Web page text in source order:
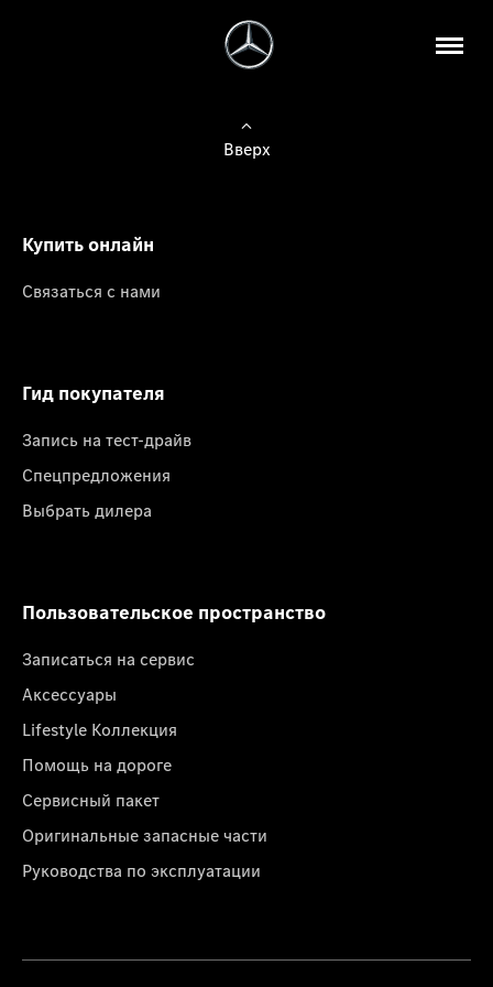
Вверх
Купить онлайн
Связаться с нами
Гид покупателя
Запись на тест-драйв
Спецпредложения
Выбрать дилера
Пользовательское пространство
Записаться на сервис
Аксессуары
Lifestyle Коллекция
Помощь на дороге
Сервисный пакет
Оригинальные запасные части
Руководства по эксплуатации